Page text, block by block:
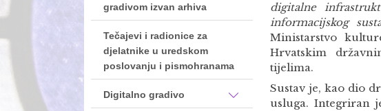
gradivom izvan arhiva
Tečajevi i radionice za
djelatnike u uredskom
poslovanju i pismohranama
Digitalno gradivo
digitalne
informacijskog
Ministarstvo
Hrvatskim
tijelima.
Sustav je, kao dio
usluga. Integriran